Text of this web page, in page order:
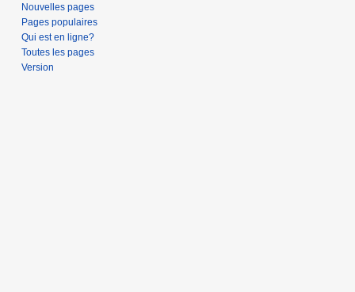
Nouvelles pages
Pages populaires
Qui est en ligne?
Toutes les pages
Version